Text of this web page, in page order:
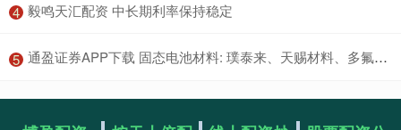
4 ​毅鸣天汇配资 中长期利率保持稳定
5 ​通盈证券APP下载 固态电池材料: 璞泰来、天赐材料、多氟多、星源材质, 谁更具潜力